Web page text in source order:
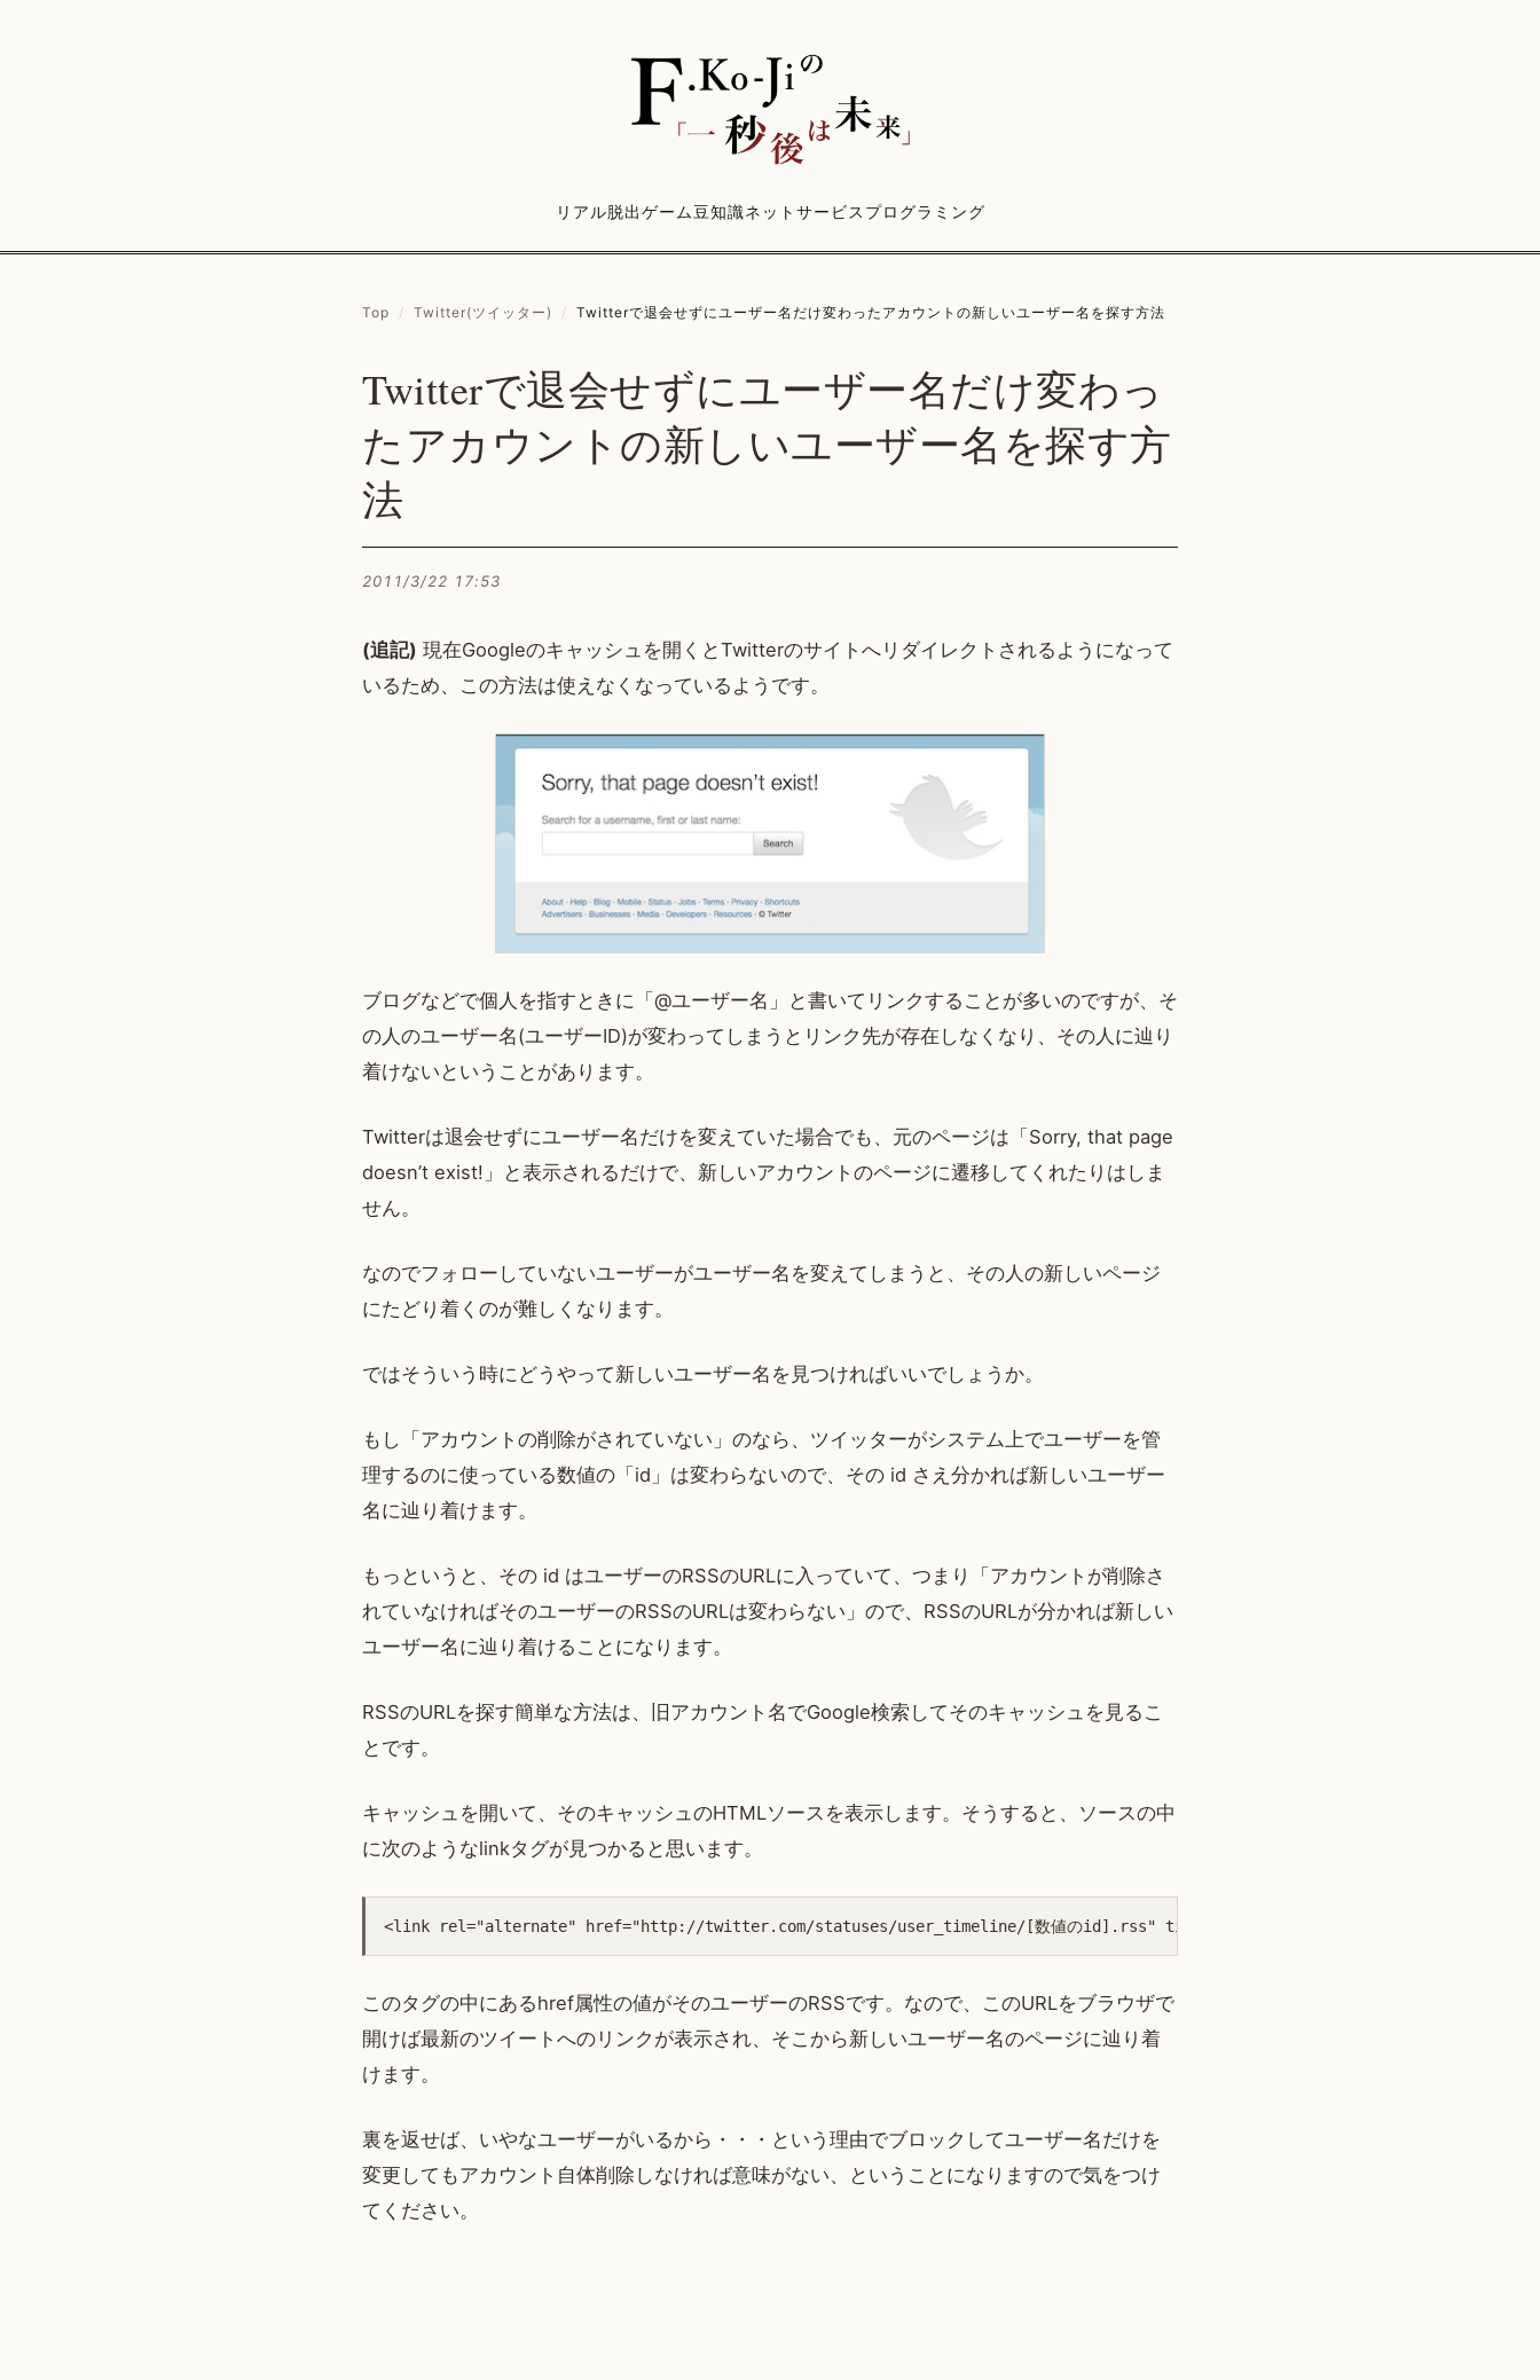
リアル脱出ゲーム豆知識ネットサービス プログラミング
Top / Twitter(ツイッター) / Twitterで退会せずにユーザー名だけ変わったアカウントの新しいユーザー名を探す方法
Twitterで退会せずにユーザー名だけ変わっ
たアカウントの新しいユーザー名を探す方
法
2011/3/22 17:53
(追記) 現在Googleのキャッシュを開くとTwitterのサイトへリダイレクトされるようになって
いるため、この方法は使えなくなっているようです。
ブログなどで個人を指すときに「@ユーザー名」と書いてリンクすることが多いのですが、そ
の人のユーザー名(ユーザーID)が変わってしまうとリンク先が存在しなくなり、その人に辿り
着けないということがあります。
Twitterは退会せずにユーザー名だけを変えていた場合でも、元のページは「Sorry, that page
doesn’t exist!」と表示されるだけで、新しいアカウントのページに遷移してくれたりはしま
せん。
なのでフォローしていないユーザーがユーザー名を変えてしまうと、その人の新しいページ
にたどり着くのが難しくなります。
ではそういう時にどうやって新しいユーザー名を見つければいいでしょうか。
もし「アカウントの削除がされていない」のなら、ツイッターがシステム上でユーザーを管
理するのに使っている数値の「id」は変わらないので、その id さえ分かれば新しいユーザー
名に辿り着けます。
もっというと、その id はユーザーのRSSのURLに入っていて、つまり「アカウントが削除さ
れていなければそのユーザーのRSSのURLは変わらない」ので、RSSのURLが分かれば新しい
ユーザー名に辿り着けることになります。
RSSのURLを探す簡単な方法は、旧アカウント名でGoogle検索してそのキャッシュを見るこ
とです。
キャッシュを開いて、そのキャッシュのHTMLソースを表示します。そうすると、ソースの中
に次のようなlinkタグが見つかると思います。
<link rel="alternate" href="http://twitter.com/statuses/user_timeline/[数値のid].rss" title=...
このタグの中にあるhref属性の値がそのユーザーのRSSです。なので、このURLをブラウザで
開けば最新のツイートへのリンクが表示され、そこから新しいユーザー名のページに辿り着
けます。
裏を返せば、いやなユーザーがいるから・・・という理由でブロックしてユーザー名だけを
変更してもアカウント自体削除しなければ意味がない、ということになりますので気をつけ
てください。